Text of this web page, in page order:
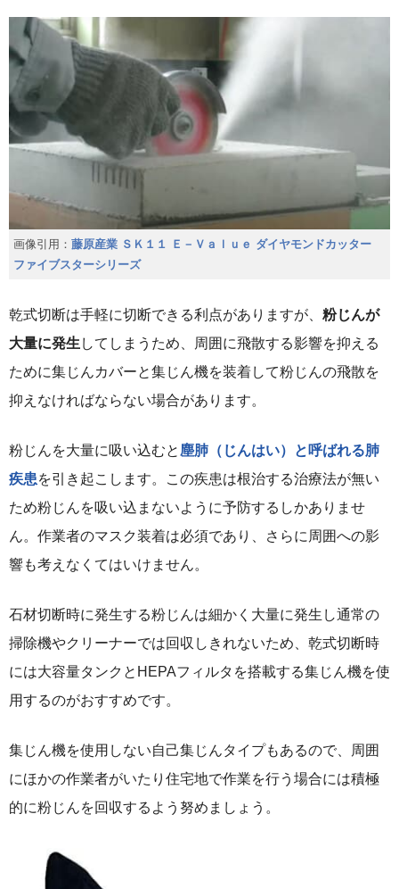
画像引用： 藤原産業 ＳＫ１１ Ｅ－Ｖａｌｕｅ ダイヤモンドカッター
ファイブスターシリーズ
乾式切断は手軽に切断できる利点がありますが、 粉じんが
大量に発生 してしまうため、周囲に飛散する影響を抑える
ために集じんカバーと集じん機を装着して粉じんの飛散を
抑えなければならない場合があります。
粉じんを大量に吸い込むと 塵肺（じんはい）と呼ばれる肺
疾患を引き起こします。この疾患は根治する治療法が無い
ため粉じんを吸い込まないように予防するしかありませ
ん。作業者のマスク装着は必須であり、さらに周囲への影
響も考えなくてはいけません。
石材切断時に発生する粉じんは細かく大量に発生し通常の
掃除機やクリーナーでは回収しきれないため、乾式切断時
には大容量タンクとHEPAフィルタを搭載する集じん機を使
用するのがおすすめです。
集じん機を使用しない自己集じんタイプもあるので、周囲
にほかの作業者がいたり住宅地で作業を行う場合には積極
的に粉じんを回収するよう努めましょう。